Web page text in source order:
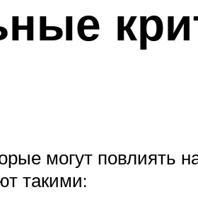
могут повлиять
такими: